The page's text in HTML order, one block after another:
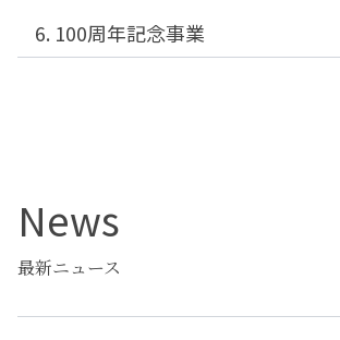
6. 100周年記念事業
News
最新ニュース